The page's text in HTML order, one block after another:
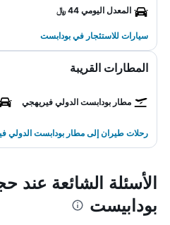
المعدل اليومي 44 ﷼
سيارات للاستئجار في بودابست
المطارات القريبة
مطار بودابست الدولي فيريهجي
رحلات طيران إلى مطار بودابست الدولي
الأسئلة الشائعة
بودابيست